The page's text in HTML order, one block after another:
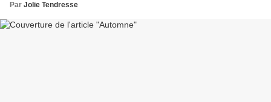
Par Jolie Tendresse